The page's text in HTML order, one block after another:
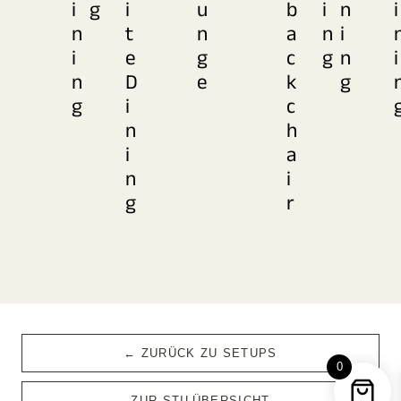
i
n
i
n
g
g i
t
e
D
i
n
i
n
g
u
n
g
e
b
a
c
k
c
h
a
i
r
i
n
g
n
i
n
g
i
i
← ZURÜCK ZU SETUPS
0